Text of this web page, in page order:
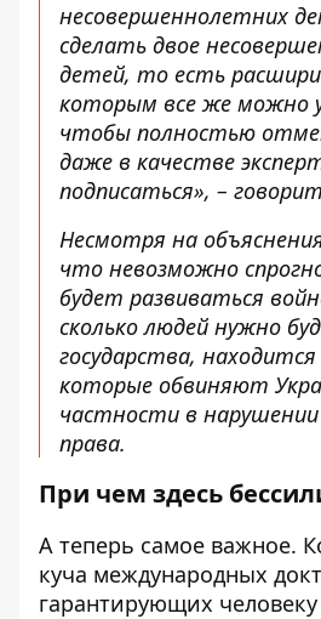
несовершеннолетних
сделать двое
детей, то есть
которым все же можно
чтобы полностью
даже в качестве
подписаться», –
Несмотря на
что невозможно
будет развиваться
сколько людей нужно
государства,
которые обвиняют
частности в
права.
При чем здесь
А теперь самое важное.
куча международных
гарантирующих